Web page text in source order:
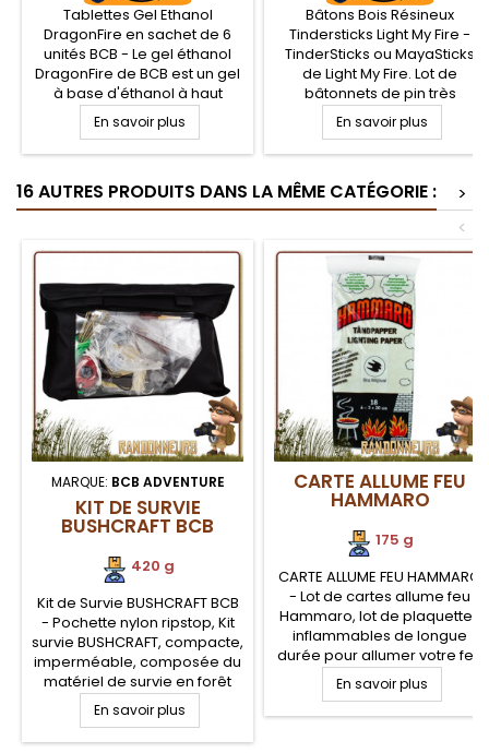
Tablettes Gel Ethanol
DragonFire en sachet de 6
unités BCB - Le gel éthanol
DragonFire de BCB est un gel
à base d'éthanol à haut
pouvoir énergétique et non
toxique. En sachet de 6
tablettes de 27 g avec
tant qu'allume feu ou bien
combustible pour votre
En savoir plus
Bâtons Bois Résineux
Tindersticks Light My Fire -
TinderSticks ou MayaSticks
de Light My Fire. Lot de
bâtonnets de pin très
résineux permettant
l'allumage rapide de votre
feu de camp bushcraft.
Ocote, contient 80% de
résine, facilement
inflammable même en milieu
humide, flamme intense.
En savoir plus
16 AUTRES PRODUITS DANS LA MÊME CATÉGORIE :
>
<
MARQUE: BCB ADVENTURE
KIT DE SURVIE
BUSHCRAFT BCB
420 g
Kit de Survie BUSHCRAFT BCB
- Pochette nylon ripstop, Kit
survie BUSHCRAFT, compacte,
imperméable, composée du
matériel de survie en forêt
indispensable. La pochette
plastique ripstop nylon est
semi-étanche pour assurer
En savoir plus
CARTE ALLUME FEU
HAMMARO
175 g
CARTE ALLUME FEU HAMMARO
- Lot de cartes allume feu
Hammaro, lot de plaquettes
inflammables de longue
durée pour allumer votre feu
en mode de survie et sur
bivouac bushcraft. Carte
matière inflammable
En savoir plus